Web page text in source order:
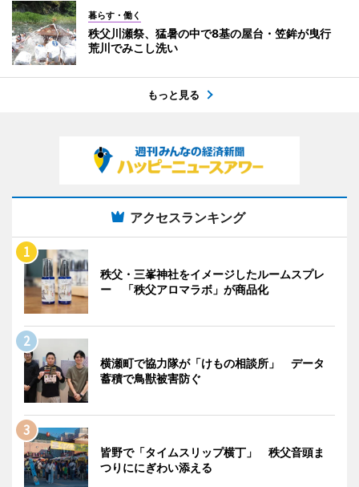
暮らす・働く
秩父川瀬祭、猛暑の中で8基の屋台・笠鉾が曳行
荒川でみこし洗い
もっと見る
アクセスランキング
秩父・三峯神社をイメージしたルームスプレ
ー 「秩父アロマラボ」が商品化
横瀬町で協力隊が「けもの相談所」 データ
蓄積で鳥獣被害防ぐ
皆野で「タイムスリップ横丁」 秩父音頭ま
つりににぎわい添える